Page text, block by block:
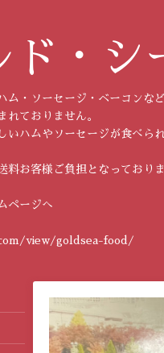
ド・
ム・ソーセージ・ベーコンな
れておりません。
いハムやソーセージが食べら
料お客様ご負担となっており
ページへ
view/goldsea-food/